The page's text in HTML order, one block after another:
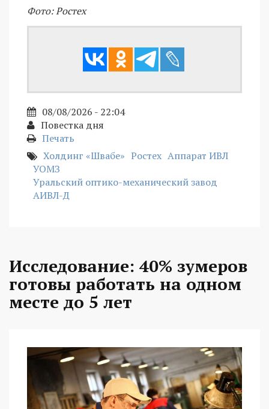
Фото: Ростех
08/08/2026 - 22:04
Повестка дня
Печать
Холдинг «Швабе» Ростех Аппарат ИВЛ
УОМЗ
Уральский оптико-механический завод
АИВЛ-Д
Исследование: 40% зумеров
готовы работать на одном
месте до 5 лет